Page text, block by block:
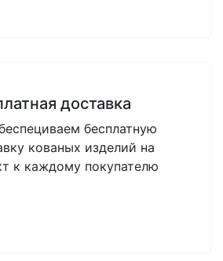
доставка
бесплатную
кованых изделий на
к каждому покупателю